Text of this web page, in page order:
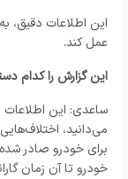
این اطلاعات دقیق،
عمل کند.
این گزارش را کدام
ساعدی: این اطلاعات
می‌دانید،
خودرو تا آن زمان